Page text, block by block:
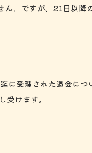
。ですが、21日以降
受理された退会に
けます。